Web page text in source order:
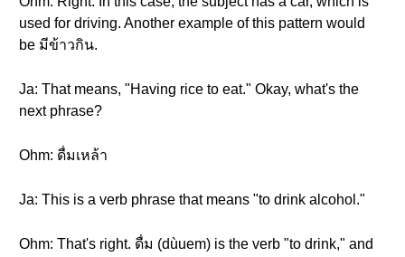
used for driving. Another example of this pattern would
be มีข้าวกิน.
Ja: That means, "Having rice to eat." Okay, what's the
next phrase?
Ohm: ดื่มเหล้า
Ja: This is a verb phrase that means "to drink alcohol."
Ohm: That's right. ดื่ม (dùuem) is the verb "to drink," and